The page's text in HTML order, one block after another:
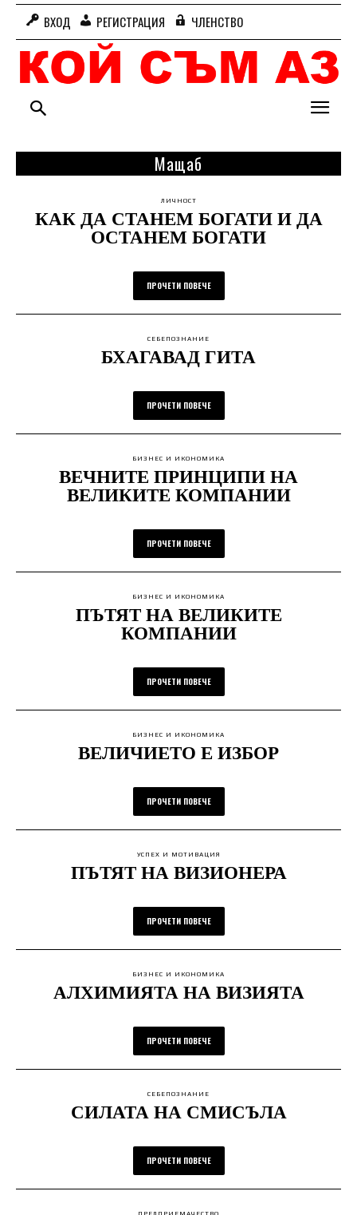
ВХОД РЕГИСТРАЦИЯ ЧЛЕНСТВО
Мащаб
ЛИЧНОСТ
КАК ДА СТАНЕМ БОГАТИ И ДА
ОСТАНЕМ БОГАТИ
ПРОЧЕТИ ПОВЕЧЕ
СЕБЕПОЗНАНИЕ
БХАГАВАД ГИТА
ПРОЧЕТИ ПОВЕЧЕ
БИЗНЕС И ИКОНОМИКА
ВЕЧНИТЕ ПРИНЦИПИ НА
ВЕЛИКИТЕ КОМПАНИИ
ПРОЧЕТИ ПОВЕЧЕ
БИЗНЕС И ИКОНОМИКА
ПЪТЯТ НА ВЕЛИКИТЕ
КОМПАНИИ
ПРОЧЕТИ ПОВЕЧЕ
БИЗНЕС И ИКОНОМИКА
ВЕЛИЧИЕТО Е ИЗБОР
ПРОЧЕТИ ПОВЕЧЕ
УСПЕХ И МОТИВАЦИЯ
ПЪТЯТ НА ВИЗИОНЕРА
ПРОЧЕТИ ПОВЕЧЕ
БИЗНЕС И ИКОНОМИКА
АЛХИМИЯТА НА ВИЗИЯТА
ПРОЧЕТИ ПОВЕЧЕ
СЕБЕПОЗНАНИЕ
СИЛАТА НА СМИСЪЛА
ПРОЧЕТИ ПОВЕЧЕ